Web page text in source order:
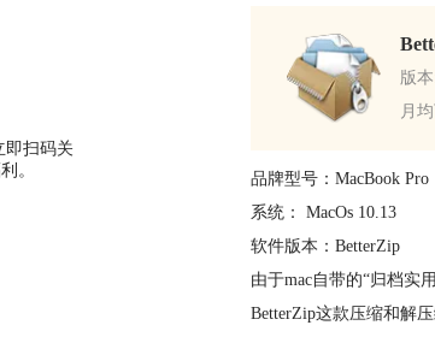
即扫码关
。
版
月
品牌型号：MacBook Pro
系统： MacOs 10.13
软件版本：BetterZip
由于mac自带的“归档实
BetterZip这款压缩和解